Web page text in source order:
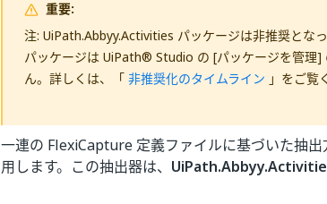
重要:
注: UiPath.Abbyy.Activities パッケージは非推奨とな
パッケージは UiPath® Studio の [パッケージを管理
ん。詳しくは、「非推奨化のタイムライン 」をご覧
一連の FlexiCapture 定義ファイルに基づいた抽
用します。この抽出器は、